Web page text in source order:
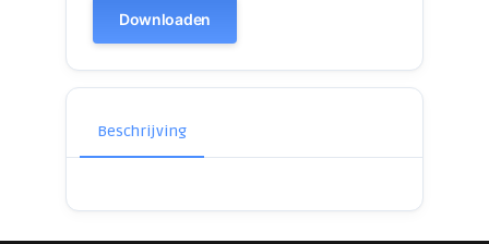
Downloaden
Beschrijving